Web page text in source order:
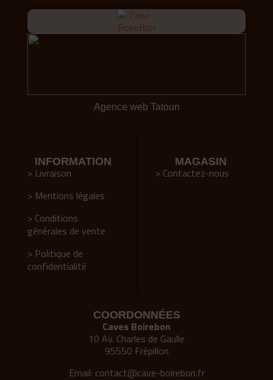
Agence web Tatoun
INFORMATION
> Livraison
> Mentions légales
> Conditions
générales de vente
> Politique de
confidentialité
MAGASIN
> Contactez-nous
COORDONNÉES
Caves Boirebon
10 Av. Charles de Gaulle
95550 Frépillon
Email: contact@cave-boirebon.fr